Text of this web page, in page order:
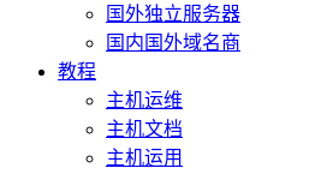
国外独立服务器
国内国外域名商
教程
主机运维
主机文档
主机运用